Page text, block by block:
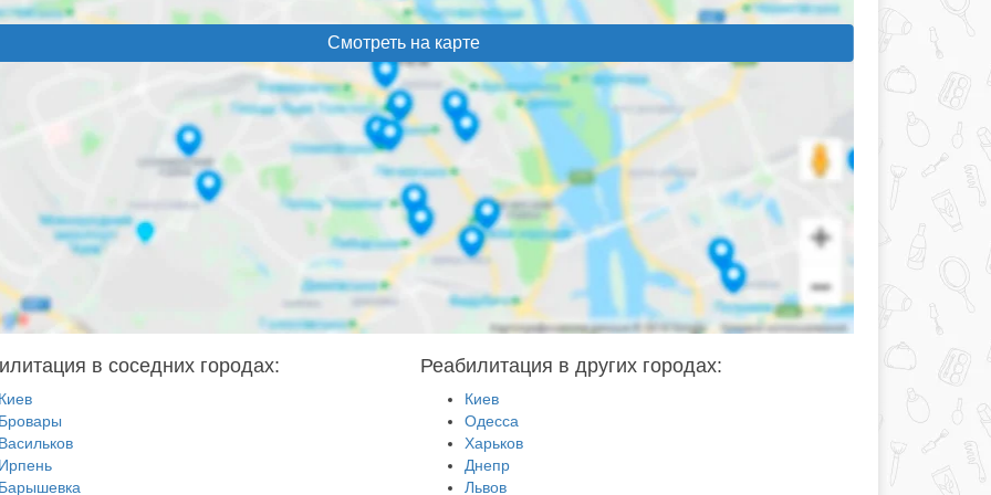
Смотреть на карте
в соседних городах: Реабилитация в других городах:
Киев
Одесса
Харьков
Днепр
Львов